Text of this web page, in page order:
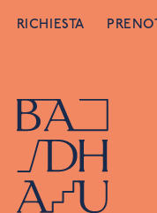
RICHIESTA